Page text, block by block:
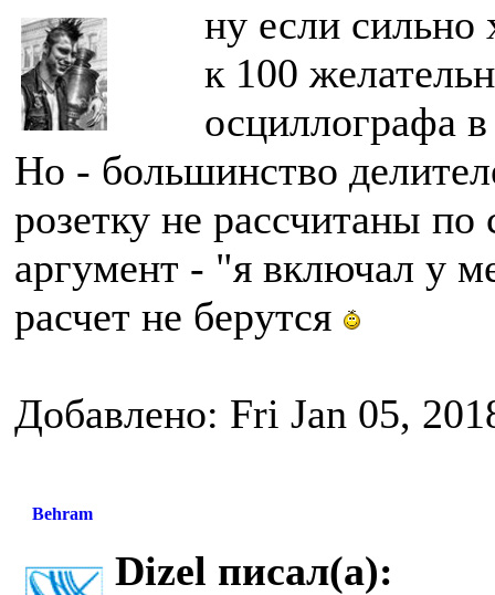
ну если сильно
к 100
осциллографа
Но - большинство
розетку не рассчитаны
аргумент - "я включал у
расчет не берутся
Добавлено: Fri Jan 05,
Behram
Dizel писал(а):